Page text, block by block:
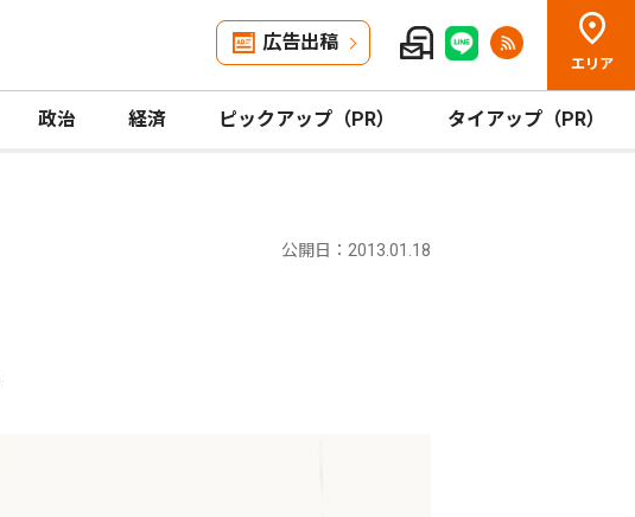
広告出稿
エリア
政治 経済 ピックアップ（PR） タイアップ（PR）
公開日：2013.01.18